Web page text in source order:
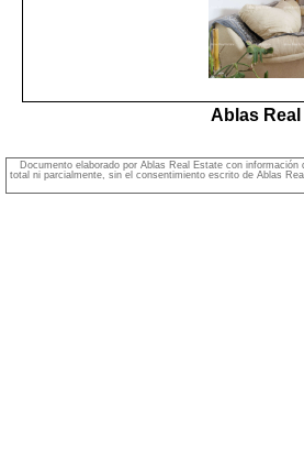
Documento elaborado por Ablas Real Estate con
total ni parcialmente, sin el consentimiento escrito de Ablas
Ablas Real